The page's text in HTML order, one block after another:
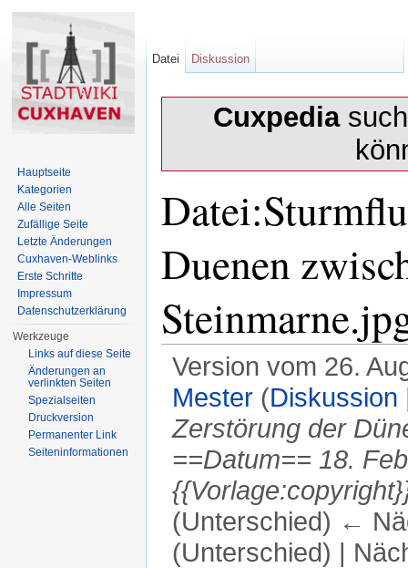
Cuxpedia
Duenen
Version vom 26.
Mester (Diskussion
Zerstörung der
==Datum== 18.
(Unterschied) ←
(Unterschied) |
Datei Diskussion
Hauptseite
Kategorien
Alle Seiten
Zufällige Seite
Letzte Änderungen
Cuxhaven-Weblinks
Erste Schritte
Impressum
Datenschutzerklärung
Werkzeuge
Links auf diese Seite
Änderungen an
verlinkten Seiten
Spezialseiten
Druckversion
Permanenter Link
Seiten­informationen